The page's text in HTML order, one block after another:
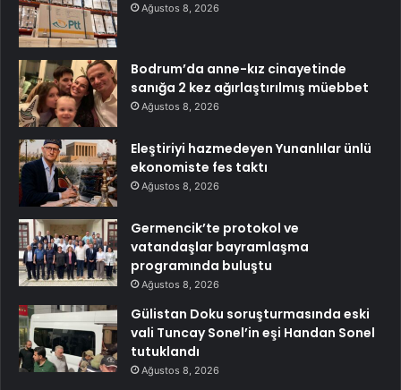
Ağustos 8, 2026
Bodrum’da anne-kız cinayetinde
sanığa 2 kez ağırlaştırılmış müebbet
Ağustos 8, 2026
Eleştiriyi hazmedeyen Yunanlılar ünlü
ekonomiste fes taktı
Ağustos 8, 2026
Germencik’te protokol ve
vatandaşlar bayramlaşma
programında buluştu
Ağustos 8, 2026
Gülistan Doku soruşturmasında eski
vali Tuncay Sonel’in eşi Handan Sonel
tutuklandı
Ağustos 8, 2026